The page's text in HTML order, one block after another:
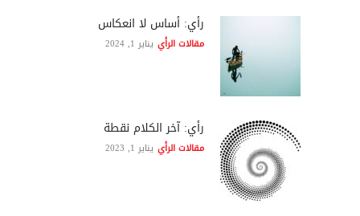
رأي: أساس لا انعكاس
مقالات الرأي يناير 1, 2024
رأي: آخر الكلام نقطة
مقالات الرأي يناير 1, 2023